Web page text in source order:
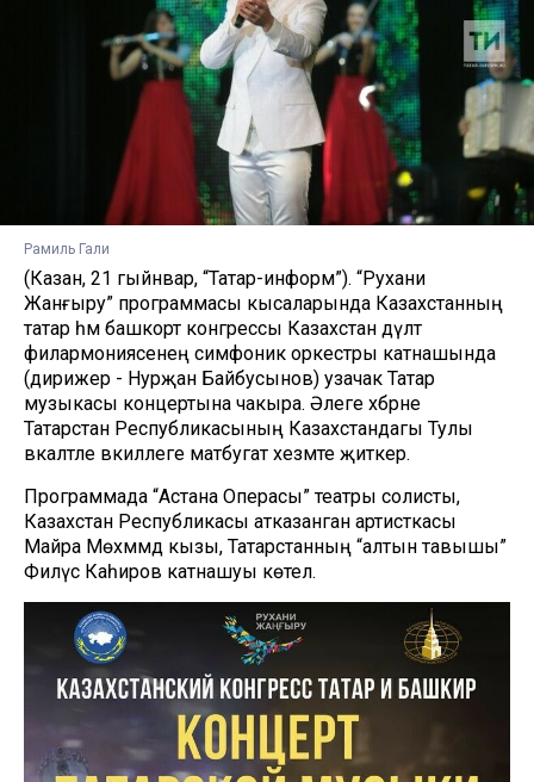
Рамиль Гали
(Казан, 21 гыйнвар, “Татар-информ”). “Рухани
Жанғыру” программасы кысаларында Казахстанның
татар һәм башкорт конгрессы Казахстан дәүләт
филармониясенең симфоник оркестры катнашында
(дирижер - Нурҗан Байбусынов) узачак Татар
музыкасы концертына чакыра. Әлеге хәбәрне
Татарстан Республикасының Казахстандагы Тулы
вәкаләтле вәкиллеге матбугат хезмәте җиткерә.
Программада “Астана Операсы” театры солисты,
Казахстан Республикасы атказанган артисткасы
Майра Мөхәммәд кызы, Татарстанның “алтын тавышы”
Филүс Каһиров катнашуы көтелә.